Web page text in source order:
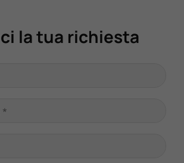
la tua richiesta